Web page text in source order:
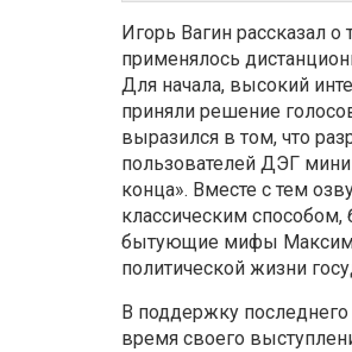
Игорь Вагин рассказал
применялось
Для начала, высокий
приняли решение
выразился в том, что
пользователей ДЭГ
конца». Вместе с тем
классическим способом,
бытующие мифы Максим
политической жизни
В поддержку
время своего